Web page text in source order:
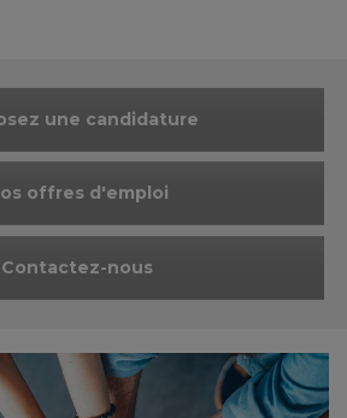
une candidature
offres d'emploi
Contactez-nous